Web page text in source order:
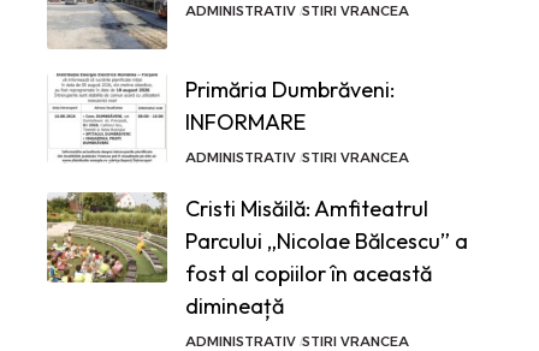
ADMINISTRATIV STIRI VRANCEA
Primăria Dumbrăveni:
INFORMARE
ADMINISTRATIV STIRI VRANCEA
Cristi Misăilă: Amfiteatrul
Parcului „Nicolae Bălcescu” a
fost al copiilor în această
dimineață
ADMINISTRATIV STIRI VRANCEA